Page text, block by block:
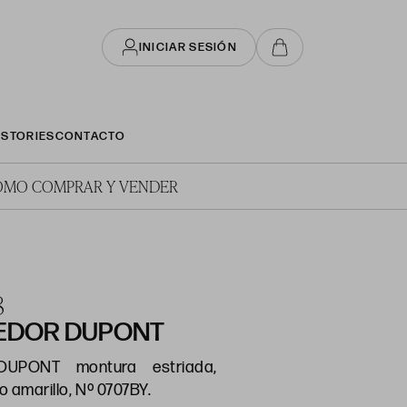
INICIAR SESIÓN
STORIESCONTACTO
COMPRAR Y VENDER
DUPONT
montura estriada,
amarillo, Nº 0707BY.